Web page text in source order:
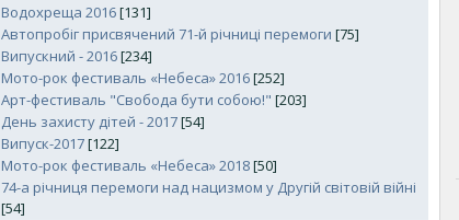
Водохреща 2016[131]
Автопробіг присвячений 71-й річниці перемоги [75]
Випускний - 2016[234]
Мото-рок фестиваль «Небеса» 2016[252]
Арт-фестиваль "Свобода бути собою!" [203]
День захисту дітей - 2017[54]
Випуск-2017[122]
Мото-рок фестиваль «Небеса» 2018[50]
74-а річниця перемоги над нацизмом у Другій світовій війні
[54]